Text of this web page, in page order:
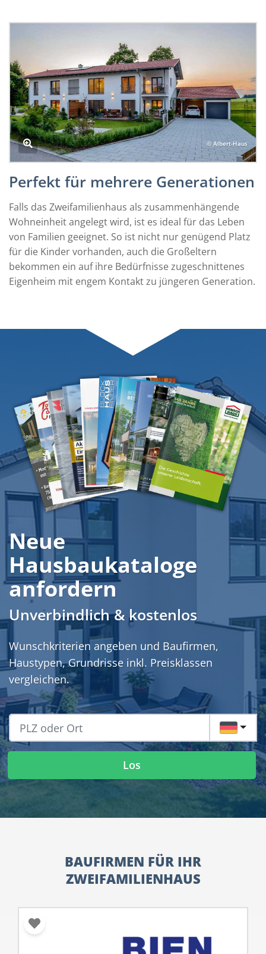
© Albert-Haus
Perfekt für mehrere Generationen
Falls das Zweifamilienhaus als zusammenhängende
Wohneinheit angelegt wird, ist es ideal für das Leben
von Familien geeignet. So ist nicht nur genügend Platz
für die Kinder vorhanden, auch die Großeltern
bekommen ein auf ihre Bedürfnisse zugeschnittenes
Eigenheim mit engem Kontakt zu jüngeren Generation.
Neue
Hausbaukataloge
anfordern
Unverbindlich & kostenlos
Wunschkriterien angeben und Baufirmen,
Haustypen, Grundrisse inkl. Preisklassen
vergleichen.
DE
Los
BAUFIRMEN FÜR IHR
ZWEIFAMILIENHAUS